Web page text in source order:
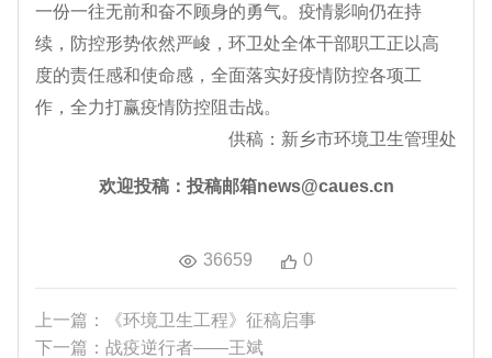
一份一往无前和奋不顾身的勇气。疫情影响仍在持
续，防控形势依然严峻，环卫处全体干部职工正以高
度的责任感和使命感，全面落实好疫情防控各项工
作，全力打赢疫情防控阻击战。
供稿：新乡市环境卫生管理处
欢迎投稿：投稿邮箱news@caues.cn
36659 0
上一篇：《环境卫生工程》征稿启事
下一篇：战疫逆行者——王斌